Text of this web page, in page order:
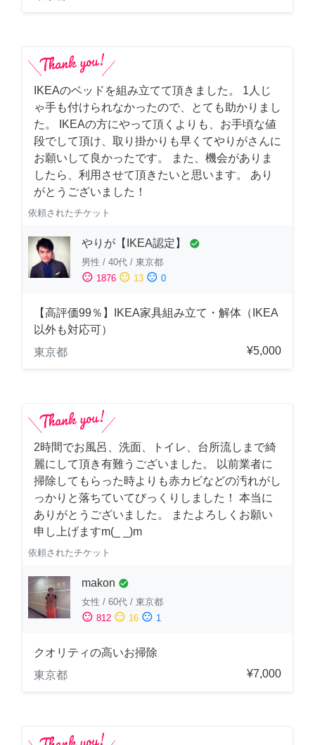
IKEAのベッドを組み立てて頂きました。 1人じ
ゃ手も付けられなかったので、とても助かりまし
た。 IKEAの方にやって頂くよりも、お手頃な値
段でして頂け、取り掛かりも早くてやりがさんに
お願いして良かったです。 また、機会がありま
したら、利用させて頂きたいと思います。 あり
がとうございました！
依頼されたチケット
やりが【IKEA認定】 check_circle
男性 / 40代 / 東京都
sentiment_satisfied 1876 sentiment_neutral 13 sentiment_dissatisfied 0
【高評価99％】IKEA家具組み立て・解体（IKEA
以外も対応可）
東京都
¥5,000
2時間でお風呂、洗面、トイレ、台所流しまで綺
麗にして頂き有難うございました。 以前業者に
掃除してもらった時よりも赤カビなどの汚れがし
っかりと落ちていてびっくりしました！ 本当に
ありがとうございました。 またよろしくお願い
申し上げますm(_ _)m
依頼されたチケット
makon check_circle
女性 / 60代 / 東京都
sentiment_satisfied 812 sentiment_neutral 16 sentiment_dissatisfied 1
クオリティの高いお掃除
東京都
¥7,000